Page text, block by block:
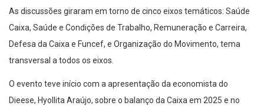
As discussões giraram em torno de cinco eixos temáticos: Saúde
Caixa, Saúde e Condições de Trabalho, Remuneração e Carreira,
Defesa da Caixa e Funcef, e Organização do Movimento, tema
transversal a todos os eixos.
O evento teve início com a apresentação da economista do
Dieese, Hyollita Araújo, sobre o balanço da Caixa em 2025 e no